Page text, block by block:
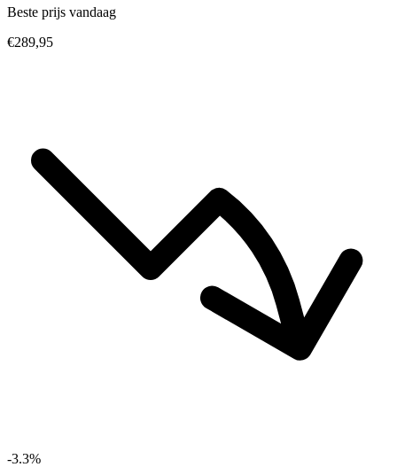
Beste prijs vandaag
€289,95
-3.3%